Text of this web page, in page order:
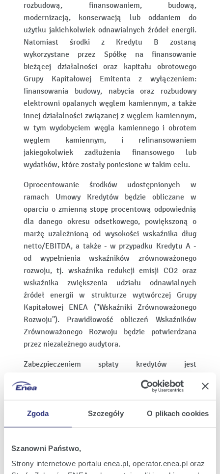
Zgoda Szczegóły O plikach cookies
Szanowni Państwo,
Strony internetowe portalu enea.pl, operator.enea.pl oraz
rozbudową, finansowaniem, budową,
modernizacją, konserwacją lub oddaniem do
użytku jakichkolwiek odnawialnych źródeł energii.
Natomiast środki z Kredytu B zostaną
wykorzystane przez Spółkę na finansowanie
bieżącej działalności oraz kapitału obrotowego
Grupy Kapitałowej Emitenta z wyłączeniem:
finansowania budowy, nabycia oraz rozbudowy
elektrowni opalanych węglem kamiennym, a także
innej działalności związanej z węglem kamiennym,
w tym wydobyciem węgla kamiennego i obrotem
węglem kamiennym, i refinansowaniem
jakiegokolwiek zadłużenia finansowego lub
wydatków, które zostały poniesione w takim celu.
Oprocentowanie środków udostępnionych w
ramach Umowy Kredytów będzie obliczane w
oparciu o zmienną stopę procentową odpowiednią
dla danego okresu odsetkowego, powiększoną o
marżę uzależnioną od wysokości wskaźnika dług
netto/EBITDA, a także - w przypadku Kredytu A -
od wypełnienia wskaźników zrównoważonego
rozwoju, tj. wskaźnika redukcji emisji CO2 oraz
wskaźnika zwiększenia udziału odnawialnych
źródeł energii w strukturze wytwórczej Grupy
Kapitałowej ENEA ("Wskaźniki Zrównoważonego
Rozwoju"). Prawidłowość obliczeń Wskaźników
Zrównoważonego Rozwoju będzie potwierdzana
przez niezależnego audytora.
Zabezpieczeniem spłaty kredytów jest
egzekucji w trybie art. 777 § 1 pkt 5 Kodeksu
postępowania cywilnego do wartości 150% łącznej
kwoty zobowiązania kredytowego wynikającego z
Umowy Kredytów.
Spółka wyjaśnia, iż termin EBITDA definiowany jest
operacyjnego + amortyzacji + odpisu z tytułu utraty